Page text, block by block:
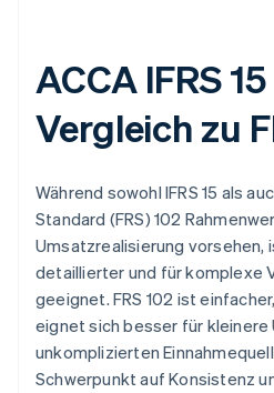
ACCA IFRS
Vergleich zu
Während sowohl IFRS 15 als
Standard (FRS) 102
Umsatzrealisierung vorsehen,
detaillierter und für komplexe
geeignet. FRS 102 ist
eignet sich besser für
unkomplizierten
Schwerpunkt auf Konsistenz